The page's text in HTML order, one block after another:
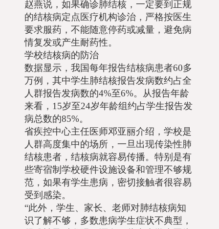
赵燕说，如果确诊肺结核，一定要到正规
的结核病定点医疗机构诊治，严格按医生
要求服药，不能随意停药或减量，避免病
情复发或产生耐药性。
学校结核病的防治
数据显示，我国每年报告结核病患者60多
万例，其中学生肺结核报告发病数约占全
人群报告发病数的4%至6%。从报告年龄
来看，15岁至24岁年龄组约占学生报告发
病总数的85%。
省疾控中心主任医师邓亚丽介绍，学校是
人群高度集中的场所，一旦出现传染性肺
结核患者，结核病就容易传播。特别是有
些寄宿制学校硬件设施设备和管理不够规
范，如果有学生患病，密切接触者很容易
受到感染。
“此外，学生、家长、老师对肺结核病知
识了解不够，多数患病学生症状不典型，